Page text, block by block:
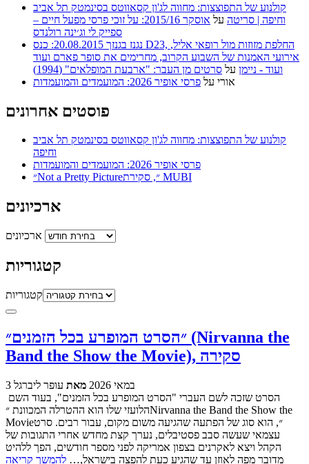
קולנוע של התפוצצות: מחווה לג'ון קסאווטס בסינמטק תל אביב
וחיפה | סריטה על
אוסקר 2015/16: על זוכי פרסי מפעל חיים –
ספייק לי וג׳ינה רולנדס
נגנז בגנזך 20.08.2015: כנס D23, החלפת מזוזות מול רופאי אליל,
אירועי האמנות של השבוע הקרוב, מחרימים את סופר פארם ועוד
ועוד - ניימן על סרטים מן העבר: "ארבעת המופלאים" (1994)
אורי על פרסי אופיר 2026: המועמדים והמועמדות
פוסטים אחרונים
קולנוע של התפוצצות: מחווה לג'ון קסאווטס בסינמטק תל אביב
וחיפה
פרסי אופיר 2026: המועמדים והמועמדות
״Not a Pretty Picture״, סקירת MUBI
ארכיונים
ארכיונים
קטגוריות
קטגוריות
״הסרט המופרע בכל הזמנים״ (Nirvanna the
Band the Show the Movie), סקירה
3 במאי 2026 מאת עופר ליברגל
הלועזי שלו הוא ההטרלה המכוונת ״Nirvanna the Band the Show the
Movie״, הוא סוג של הפתעה שהגיעה משום מקום, עבור רבים. סרט
עצמאי שעשה סבב פסטיבלים, נערך קצת מחדש אחרי התגובות של
הקהל ויצא לאקרנים בצפון אמריקה לפני מספר חודשים, הפך ללהיט
מדובר מפה לאוזן עד שהגיע כעת להפצה בישראל,… להמשך קריאה